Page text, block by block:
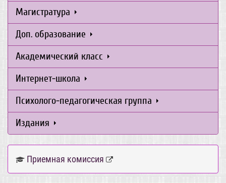
Магистратура
Доп. образование
Академический класс
Интернет-школа
Психолого-педагогическая группа
Издания
Приемная комиссия